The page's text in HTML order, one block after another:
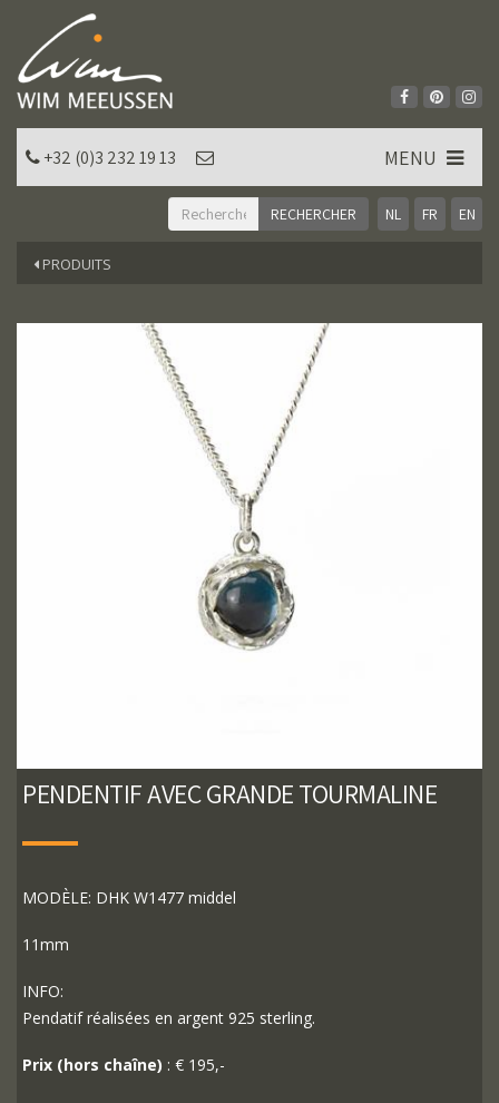
NL FR EN
+32 (0)3 232 19 13 MENU
PRODUITS
PENDENTIF AVEC GRANDE TOURMALINE
MODÈLE: DHK W1477 middel
11mm
INFO:
Pendatif réalisées en argent 925 sterling.
Prix (hors chaîne) : € 195,-